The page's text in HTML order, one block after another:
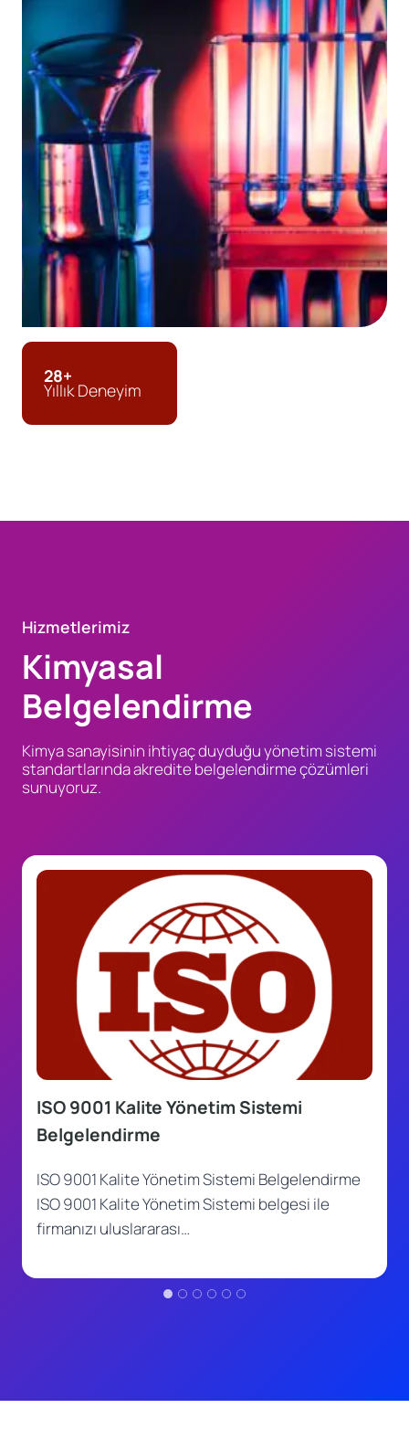
28+
Yıllık Deneyim
Hizmetlerimiz
Kimyasal
Belgelendirme
Kimya sanayisinin ihtiyaç duyduğu yönetim sistemi
standartlarında akredite belgelendirme çözümleri
sunuyoruz.
ISO 9001 Kalite Yönetim Sistemi
Belgelendirme
ISO 9001 Kalite Yönetim Sistemi Belgelendirme
ISO 9001 Kalite Yönetim Sistemi belgesi ile
firmanızı uluslararası…